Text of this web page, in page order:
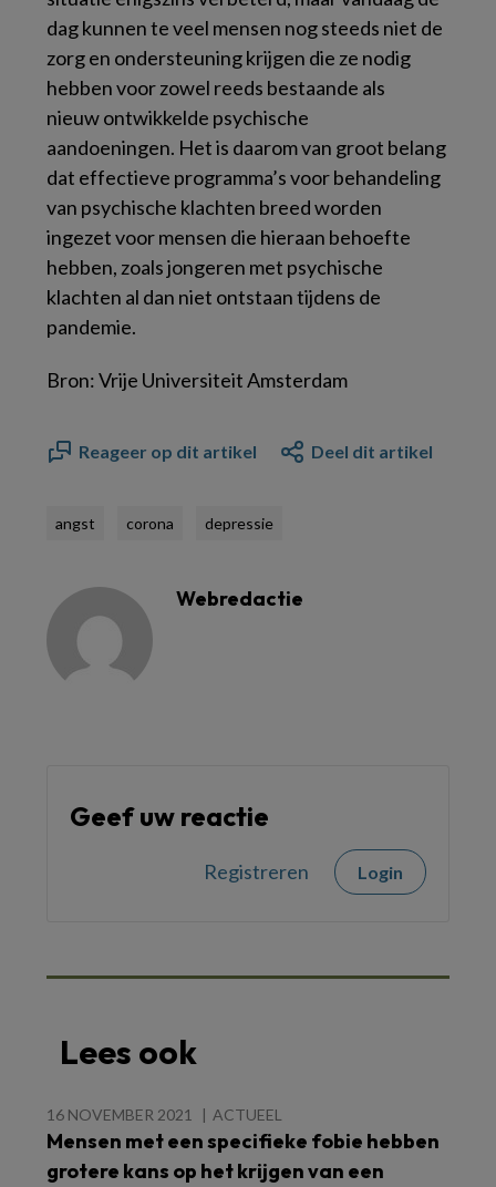
dag kunnen te veel mensen nog steeds niet de
zorg en ondersteuning krijgen die ze nodig
hebben voor zowel reeds bestaande als
nieuw ontwikkelde psychische
aandoeningen. Het is daarom van groot belang
dat effectieve programma’s voor behandeling
van psychische klachten breed worden
ingezet voor mensen die hieraan behoefte
hebben, zoals jongeren met psychische
klachten al dan niet ontstaan tijdens de
pandemie.
Bron: Vrije Universiteit Amsterdam
Reageer op dit artikel Deel dit artikel
angst corona depressie
Webredactie
Geef uw reactie
Registreren Login
Lees ook
16 NOVEMBER 2021 ACTUEEL
Mensen met een specifieke fobie hebben
grotere kans op het krijgen van een